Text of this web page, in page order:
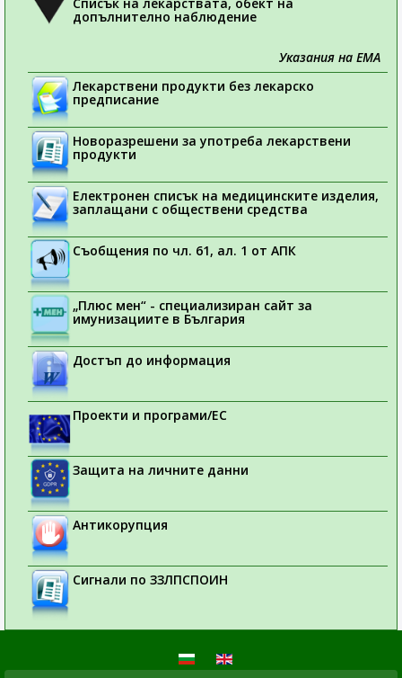
допълнително наблюдение
Указания на ЕМА
Лекарствени продукти без лекарско
предписание
Новоразрешени за употреба лекарствени
продукти
Електронен списък на медицинските изделия,
заплащани с обществени средства
Съобщения по чл. 61, ал. 1 от АПК
„Плюс мен“ - специализиран сайт за
имунизациите в България
Достъп до информация
Проекти и програми/ЕС
Защита на личните данни
Антикорупция
Сигнали по ЗЗЛПСПОИН